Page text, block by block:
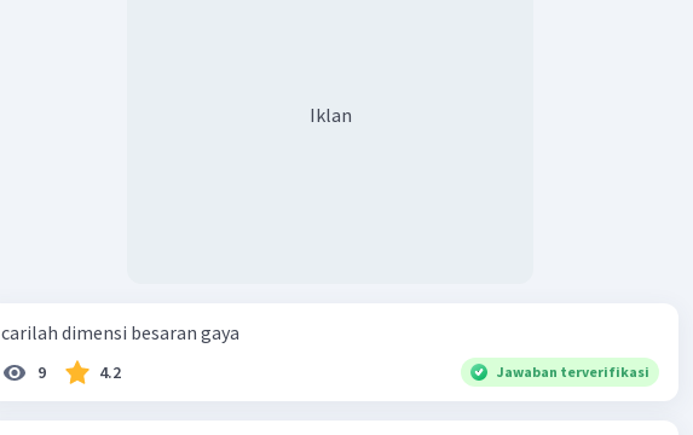
Iklan
carilah dimensi besaran gaya
9 4.2 Jawaban terverifikasi